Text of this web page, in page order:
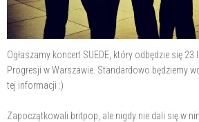
Ogłaszamy koncert SUEDE, który odbędzie się 23
Progresji w Warszawie. Standardowo będziemy
tej informacji :)
Zapoczątkowali britpop, ale nigdy nie dali się w